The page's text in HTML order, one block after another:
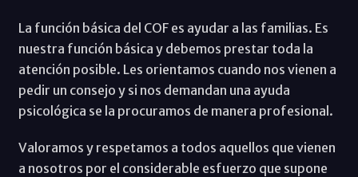
La función básica del COF es ayudar a las familias. Es
nuestra función básica y debemos prestar toda la
atención posible. Les orientamos cuando nos vienen a
pedir un consejo y si nos demandan una ayuda
psicológica se la procuramos de manera profesional.
Valoramos y respetamos a todos aquellos que vienen
a nosotros por el considerable esfuerzo que supone